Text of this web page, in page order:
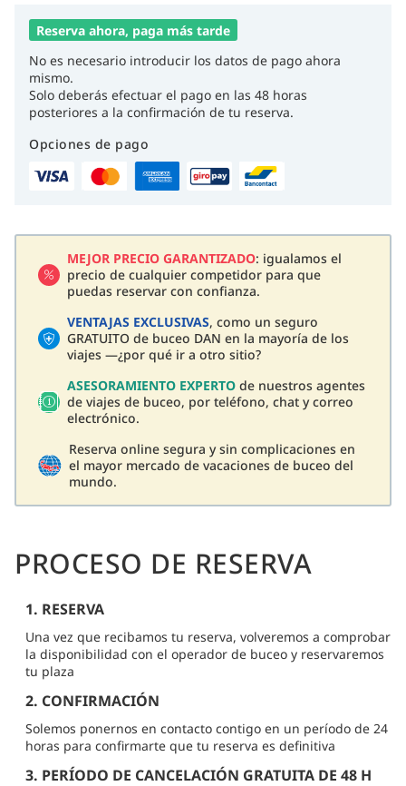
Reserva ahora, paga más tarde
No es necesario introducir los datos de pago ahora
mismo.
Solo deberás efectuar el pago en las 48 horas
posteriores a la confirmación de tu reserva.
Opciones de pago
MEJOR PRECIO GARANTIZADO: igualamos el
precio de cualquier competidor para que
puedas reservar con confianza.
VENTAJAS EXCLUSIVAS, como un seguro
GRATUITO de buceo DAN en la mayoría de los
viajes —¿por qué ir a otro sitio?
ASESORAMIENTO EXPERTO de nuestros agentes
de viajes de buceo, por teléfono, chat y correo
electrónico.
Reserva online segura y sin complicaciones en
el mayor mercado de vacaciones de buceo del
mundo.
PROCESO DE RESERVA
1. RESERVA
Una vez que recibamos tu reserva, volveremos a comprobar
la disponibilidad con el operador de buceo y reservaremos
tu plaza
2. CONFIRMACIÓN
Solemos ponernos en contacto contigo en un período de 24
horas para confirmarte que tu reserva es definitiva
3. PERÍODO DE CANCELACIÓN GRATUITA DE 48 H